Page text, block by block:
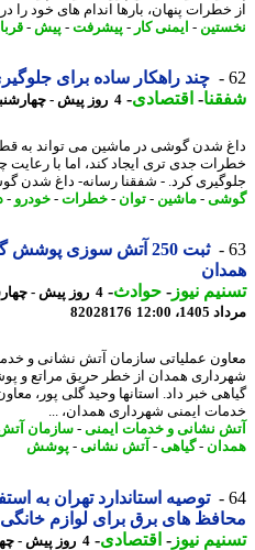
پنهان، بارها اندام های خود را در
-ایمنی کار -پیشرفت-پیش -قربانی -
چند راهکار ساده برای
-اقتصادی-4 روز پیش - چهارشنبه 14 مرداد 1405، 12:02
شدن گوشی در ماشین می تواند به
جدی تری ایجاد کند، اما با رعایت چند
کرد. - شفقنا رسانه- داغ شدن گوشی
-ماشین-توان- خطرات- خودرو-داغ-
ثبت 250 آتش سوزی پوشش
نیوز-حوادث -
12:00
82028176
عملیاتی سازمان آتش نشانی و خدمات
همدان از خطر حریق مراتع و پوشش
خبر داد. استانها وحید گلی پور، معاون
ایمنی شهرداری همدان، ...
نشانی و خدمات ایمنی-سازمان آتش
- گیاهی-آتش نشانی-پوشش
توصیه استاندارد تهران به استفاده
های برق برای لوازم خانگی
نیوز-اقتصادی-